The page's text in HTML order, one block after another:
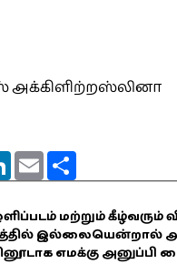
LinkedInEmail
மற்றும் கீழ்வரும்
இல்லையென்றால்
எமக்கு அனுப்பி